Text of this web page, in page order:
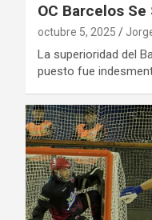
OC Barcelos
octubre 5, 2025
La superioridad del
puesto fue